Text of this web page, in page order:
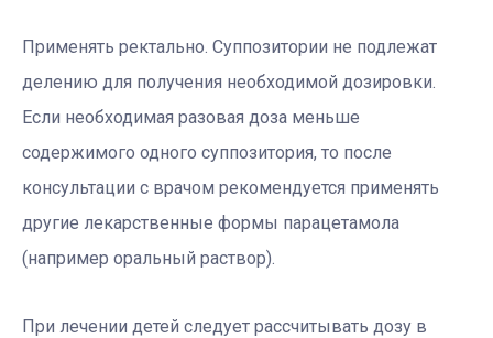
Применять ректально. Суппозитории не подлежат
делению для получения необходимой дозировки.
Если необходимая разовая доза меньше
содержимого одного суппозитория, то после
консультации с врачом рекомендуется применять
другие лекарственные формы парацетамола
(например оральный раствор).
При лечении детей следует рассчитывать дозу в